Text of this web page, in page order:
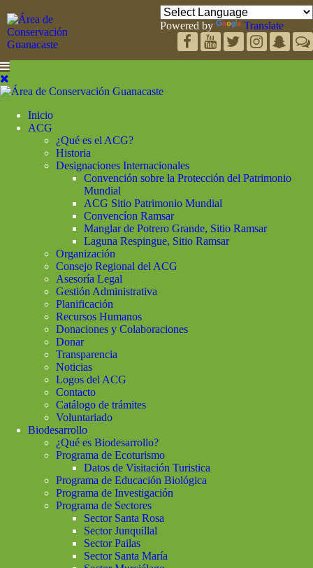
Powered by Translate
Inicio
ACG
¿Qué es el ACG?
Historia
Designaciones Internacionales
Convención sobre la Protección del Patrimonio
Mundial
ACG Sitio Patrimonio Mundial
Convencíon Ramsar
Manglar de Potrero Grande, Sitio Ramsar
Laguna Respingue, Sitio Ramsar
Organización
Consejo Regional del ACG
Asesoría Legal
Gestión Administrativa
Planificación
Recursos Humanos
Donaciones y Colaboraciones
Donar
Transparencia
Noticias
Logos del ACG
Contacto
Catálogo de trámites
Voluntariado
Biodesarrollo
¿Qué es Biodesarrollo?
Programa de Ecoturismo
Datos de Visitación Turistica
Programa de Educación Biológica
Programa de Investigación
Programa de Sectores
Sector Santa Rosa
Sector Junquillal
Sector Pailas
Sector Santa María